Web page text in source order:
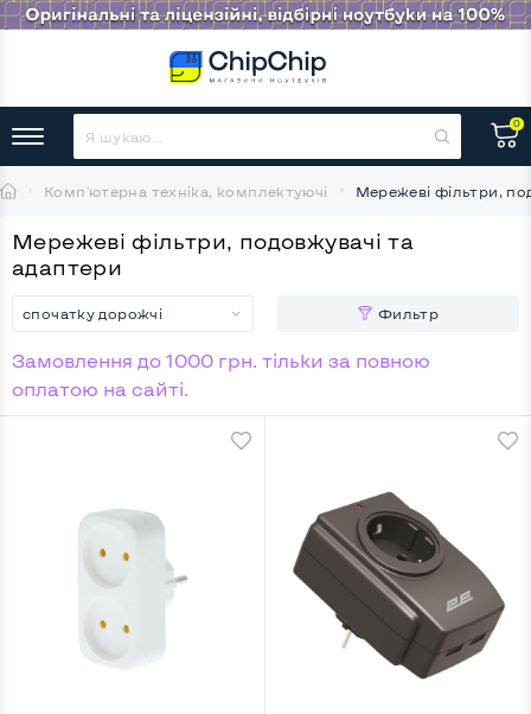
0
Комп'ютерна техніка, комплектуючі Мережеві фільтри,
Мережеві фільтри, подовжувачі та
адаптери
спочатку дорожчі Фильтр
Замовлення до 1000 грн. тільки за повною
оплатою на сайті.